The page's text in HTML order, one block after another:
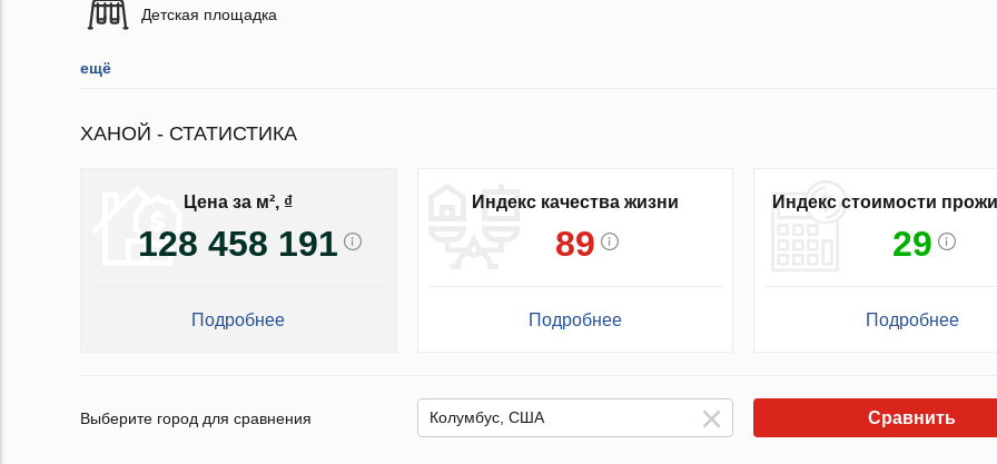
Детская площадка
ещё
ХАНОЙ - СТАТИСТИКА
Цена за м², ₫
128 458 191
Подробнее
Индекс качества жизни
89
Подробнее
Индекс стоимости
29
Подробнее
Выберите город для сравнения Сравнить